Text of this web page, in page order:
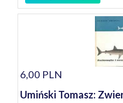
6,00 PLN
Umiński Tomasz: